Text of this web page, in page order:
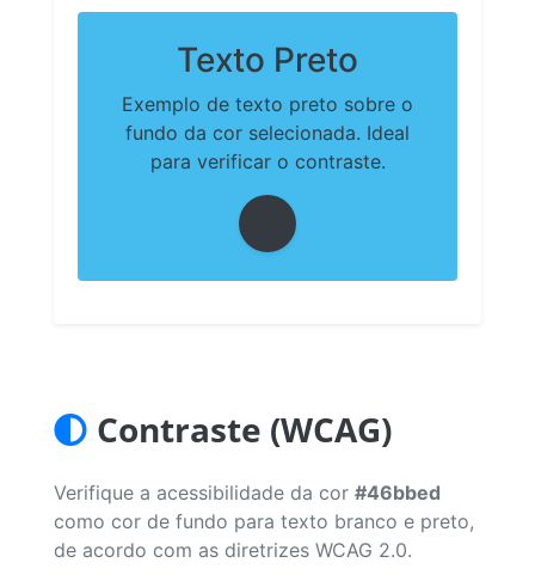
Texto Preto
Exemplo de texto preto sobre o
fundo da cor selecionada. Ideal
para verificar o contraste.
Contraste (WCAG)
Verifique a acessibilidade da cor #46bbed
como cor de fundo para texto branco e preto,
de acordo com as diretrizes WCAG 2.0.